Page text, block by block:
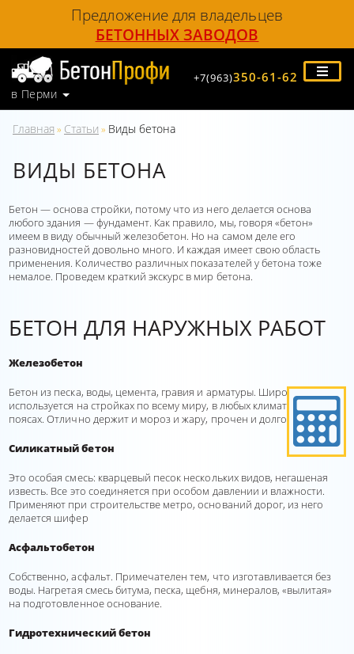
Предложение для владельцев
БЕТОННЫХ ЗАВОДОВ
в Перми
+7(963)350-61-62
Главная » Статьи » Виды бетона
ВИДЫ БЕТОНА
Бетон — основа стройки, потому что из него делается основа
любого здания — фундамент. Как правило, мы, говоря «бетон»
имеем в виду обычный железобетон. Но на самом деле его
разновидностей довольно много. И каждая имеет свою область
применения. Количество различных показателей у бетона тоже
немалое. Проведем краткий экскурс в мир бетона.
БЕТОН ДЛЯ НАРУЖНЫХ РАБОТ
Железобетон
Бетон из песка, воды, цемента, гравия и арматуры. Широко
используется на стройках по всему миру, в любых климатических
поясах. Отлично держит и мороз и жару, прочен и долговечен.
Силикатный бетон
Это особая смесь: кварцевый песок нескольких видов, негашеная
известь. Все это соединяется при особом давлении и влажности.
Применяют при строительстве метро, оснований дорог, из него
делается шифер
Асфальтобетон
Собственно, асфальт. Примечателен тем, что изготавливается без
воды. Нагретая смесь битума, песка, щебня, минералов, «вылитая»
на подготовленное основание.
Гидротехнический бетон